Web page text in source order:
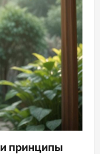
принципы